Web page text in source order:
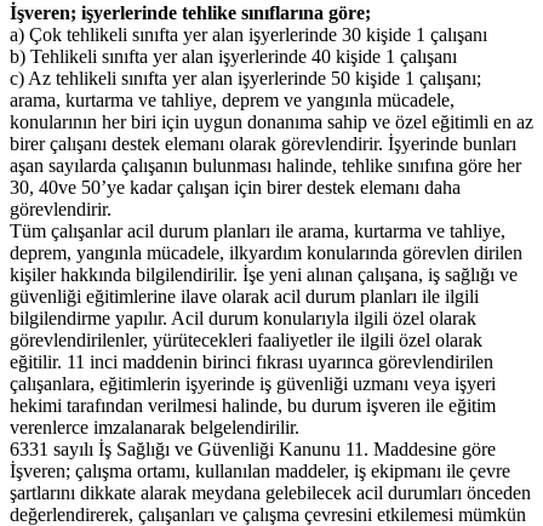
İşveren; işyerlerinde tehlike sınıflarına göre;
a) Çok tehlikeli sınıfta yer alan işyerlerinde 30 kişide 1 çalışanı
b) Tehlikeli sınıfta yer alan işyerlerinde 40 kişide 1 çalışanı
c) Az tehlikeli sınıfta yer alan işyerlerinde 50 kişide 1 çalışanı;
arama, kurtarma ve tahliye, deprem ve yangınla mücadele,
konularının her biri için uygun donanıma sahip ve özel eğitimli en az
birer çalışanı destek elemanı olarak görevlendirir. İşyerinde bunları
aşan sayılarda çalışanın bulunması halinde, tehlike sınıfına göre her
30, 40ve 50’ye kadar çalışan için birer destek elemanı daha
görevlendirir.
Tüm çalışanlar acil durum planları ile arama, kurtarma ve tahliye,
deprem, yangınla mücadele, ilkyardım konularında görevlen dirilen
kişiler hakkında bilgilendirilir. İşe yeni alınan çalışana, iş sağlığı ve
güvenliği eğitimlerine ilave olarak acil durum planları ile ilgili
bilgilendirme yapılır. Acil durum konularıyla ilgili özel olarak
görevlendirilenler, yürütecekleri faaliyetler ile ilgili özel olarak
eğitilir. 11 inci maddenin birinci fıkrası uyarınca görevlendirilen
çalışanlara, eğitimlerin işyerinde iş güvenliği uzmanı veya işyeri
hekimi tarafından verilmesi halinde, bu durum işveren ile eğitim
verenlerce imzalanarak belgelendirilir.
6331 sayılı İş Sağlığı ve Güvenliği Kanunu 11. Maddesine göre
İşveren; çalışma ortamı, kullanılan maddeler, iş ekipmanı ile çevre
şartlarını dikkate alarak meydana gelebilecek acil durumları önceden
değerlendirerek, çalışanları ve çalışma çevresini etkilemesi mümkün